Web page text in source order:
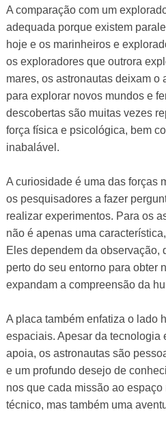
A comparação com um
adequada porque existem
hoje e os marinheiros e
os exploradores que outrora
mares, os astronautas deixam o
para explorar novos mundos e
descobertas são muitas vezes
força física e psicológica, bem
inabalável.
A curiosidade é uma das forças
os pesquisadores a fazer
realizar experimentos. Para os
não é apenas uma
Eles dependem da observação,
perto do seu entorno para obter
expandam a compreensão da
A placa também enfatiza o lado
espaciais. Apesar da tecnologia
apoia, os astronautas são
e um profundo desejo de
nos que cada missão ao
técnico, mas também uma